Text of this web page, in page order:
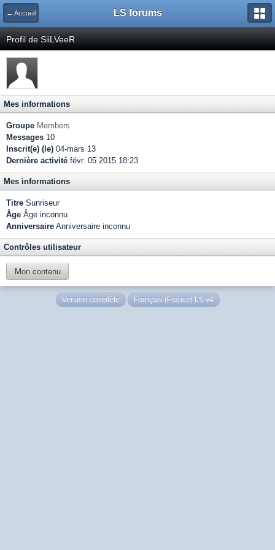
← Accueil LS forums
Profil de SiiLVeeR
Mes informations
Groupe Members
Messages 10
Inscrit(e) (le) 04-mars 13
Dernière activité févr. 05 2015 18:23
Mes informations
Titre Sunriseur
Âge Âge inconnu
Anniversaire Anniversaire inconnu
Contrôles utilisateur
Mon contenu
Version complète Français (France) LS v4